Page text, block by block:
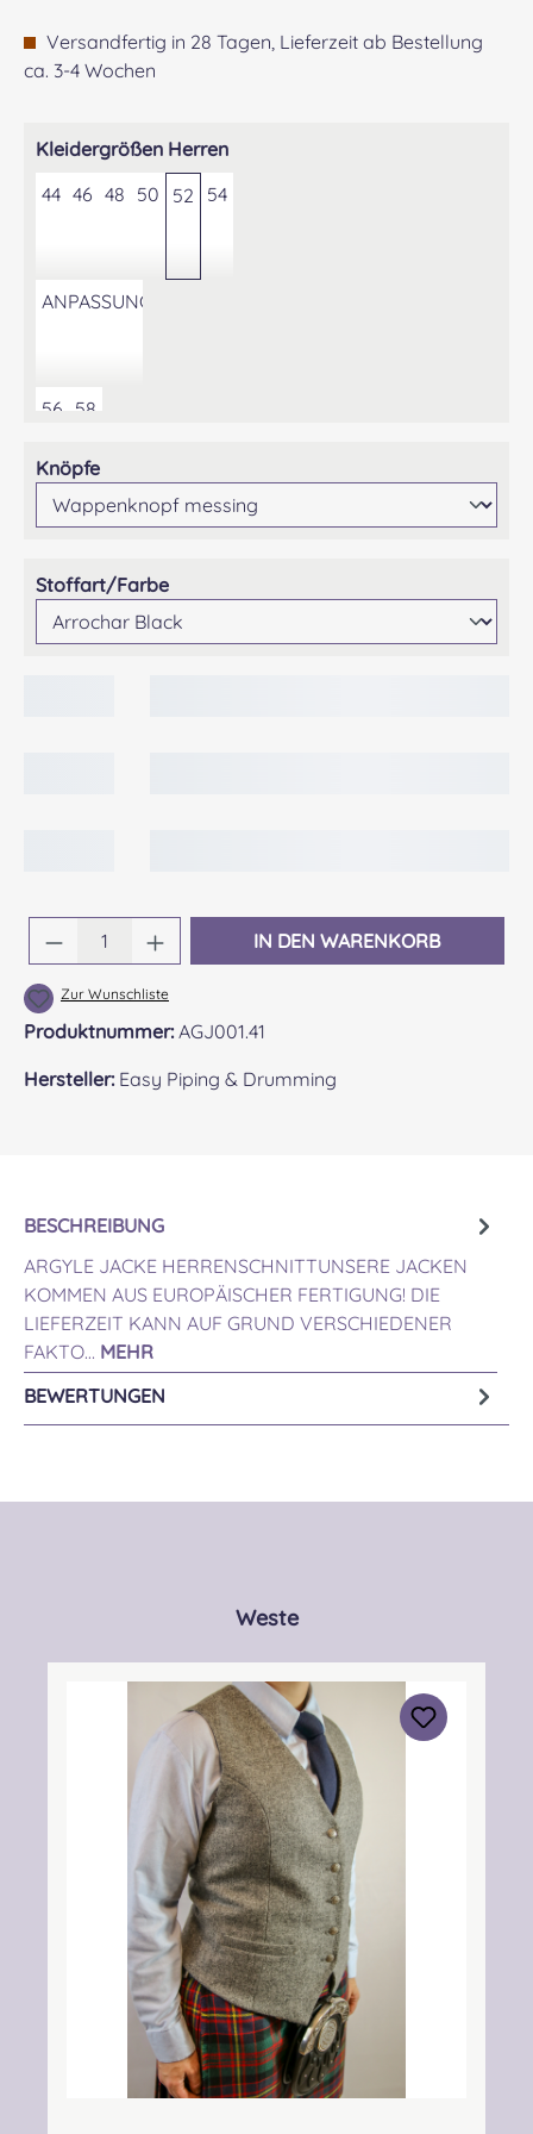
Versandfertig in 28 Tagen, Lieferzeit ab Bestellung
ca. 3-4 Wochen
Kleidergrößen Herrenauswählen
44 46 48 50 52 54
ANPASSUNG DER KONFEKTIONSGRÖSSE AUF
56 58
Knöpfeauswählen
Stoffart/Farbeauswählen
Produkt Anzahl: Gib den gewünschten
IN DEN WARENKORB
Zur Wunschliste
Produktnummer:AGJ001.41
Hersteller: Easy Piping & Drumming
BESCHREIBUNG
ARGYLE JACKE HERRENSCHNITTUNSERE JACKEN
KOMMEN AUS EUROPÄISCHER FERTIGUNG! DIE
LIEFERZEIT KANN AUF GRUND VERSCHIEDENER
FAKTO… MEHR
BEWERTUNGEN
Produktgalerie überspringen
Weste